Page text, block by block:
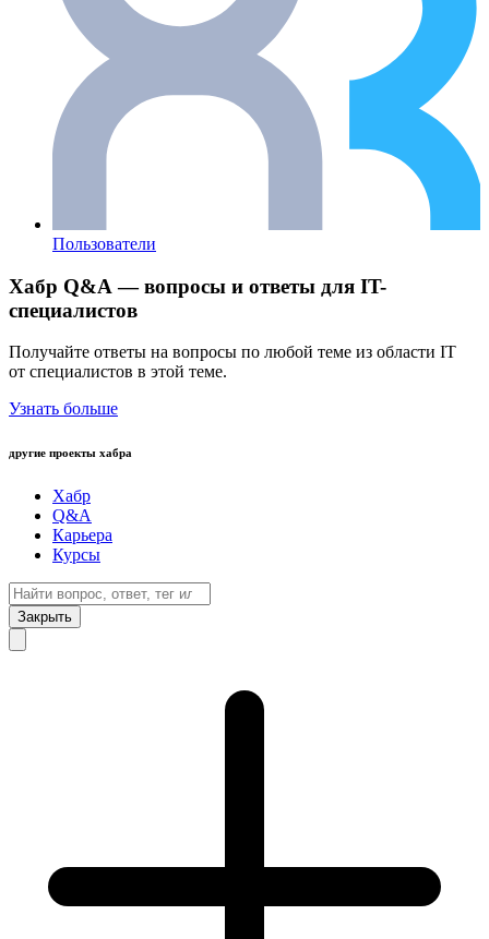
Пользователи
Хабр Q&A — вопросы и ответы для IT-
специалистов
Получайте ответы на вопросы по любой теме из области IT
от специалистов в этой теме.
Узнать больше
другие проекты хабра
Хабр
Q&A
Карьера
Курсы
Закрыть